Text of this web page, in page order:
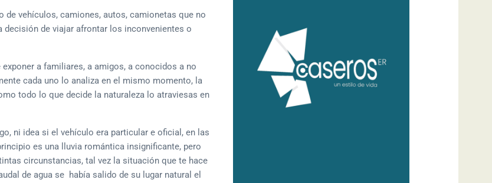
de vehículos, camiones, autos, camionetas que no
decisión de viajar afrontar los inconvenientes o
a familiares, a amigos, a conocidos a no
cada uno lo analiza en el mismo momento, la
todo lo que decide la naturaleza lo atraviesas en
ni idea si el vehículo era particular e oficial, en las
es una lluvia romántica insignificante, pero
circunstancias, tal vez la situación que te hace
de agua se había salido de su lugar natural el